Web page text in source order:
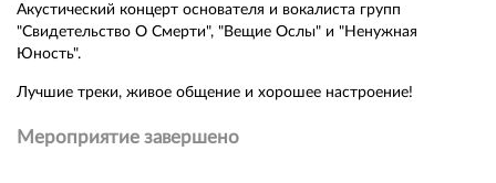
Акустический концерт основателя и вокалиста групп
"Свидетельство О Смерти", "Вещие Ослы" и "Ненужная
Юность".
Лучшие треки, живое общение и хорошее настроение!
Мероприятие завершено